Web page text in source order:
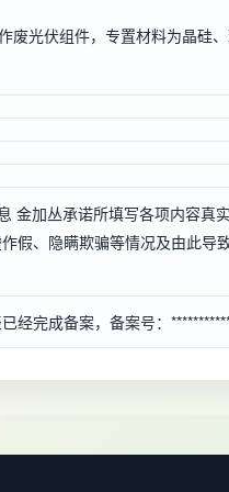
废光伏组件，专置材料为晶硅
金加丛承诺所填写各项内容真
假、隐瞒欺骗等情况及由此导
经完成备案，备案号：